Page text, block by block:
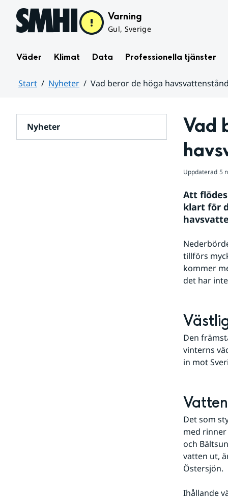
Hoppa till sidans innehåll Varning
Gul, Sverige
Väder Klimat Data Professionella tjänster
Start Nyheter
Vad beror de höga
Nyheter
Vad
Uppdaterad 5
Att
klart för
tillförs
kommer
det har
Den
vinterns
in mot
Det som
med
och
vatten ut,
Östersjön.
Ihållande